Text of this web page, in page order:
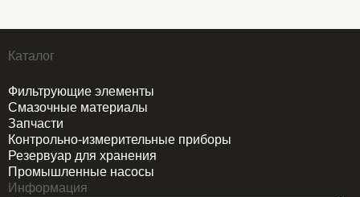
Каталог
Фильтрующие элементы
Смазочные материалы
Запчасти
Контрольно-измерительные приборы
Резервуар для хранения
Промышленные насосы
Информация